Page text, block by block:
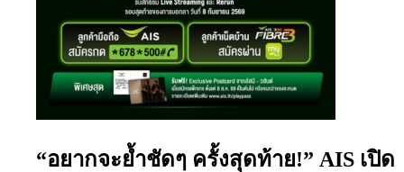
“อยากจะย้ำชัดๆ ครั้งสุดท้าย!” AIS เปิด